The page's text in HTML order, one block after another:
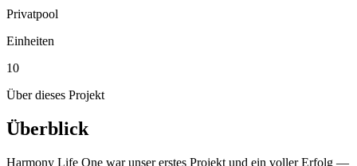
Privatpool
Einheiten
10
Über dieses Projekt
Überblick
Harmony Life One war unser erstes Projekt und ein voller Erfolg —